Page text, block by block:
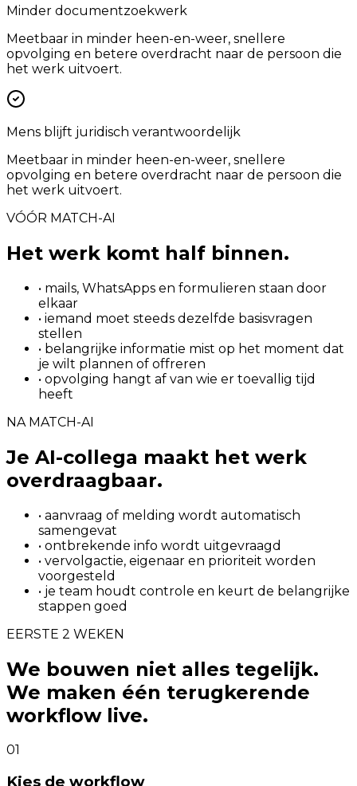
Minder documentzoekwerk
Meetbaar in minder heen-en-weer, snellere
opvolging en betere overdracht naar de persoon die
het werk uitvoert.
Mens blijft juridisch verantwoordelijk
Meetbaar in minder heen-en-weer, snellere
opvolging en betere overdracht naar de persoon die
het werk uitvoert.
VÓÓR MATCH-AI
Het werk komt half binnen.
• mails, WhatsApps en formulieren staan door
elkaar
• iemand moet steeds dezelfde basisvragen
stellen
• belangrijke informatie mist op het moment dat
je wilt plannen of offreren
• opvolging hangt af van wie er toevallig tijd
heeft
NA MATCH-AI
Je AI-collega maakt het werk
overdraagbaar.
• aanvraag of melding wordt automatisch
samengevat
• ontbrekende info wordt uitgevraagd
• vervolgactie, eigenaar en prioriteit worden
voorgesteld
• je team houdt controle en keurt de belangrijke
stappen goed
EERSTE 2 WEKEN
We bouwen niet alles tegelijk.
We maken één terugkerende
workflow live.
01
Kies de workflow